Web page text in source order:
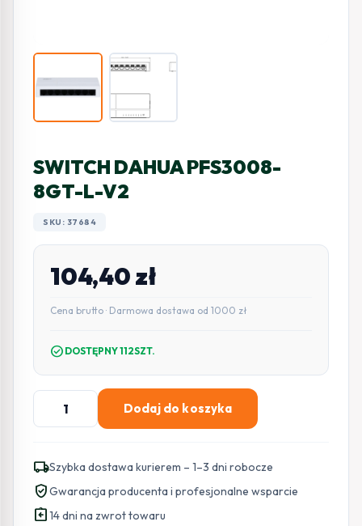
SWITCH DAHUA PFS3008-
8GT-L-V2
SKU: 37684
104,40zł
Cena brutto · Darmowa dostawa od 1000 zł
check_circle DOSTĘPNY 112SZT.
ilość
SWITCH
8GT-
L-
V2
Dodaj do koszyka
local_shippingSzybka dostawa kurierem – 1–3 dni robocze
verified_userGwarancja producenta i profesjonalne wsparcie
assignment_return14 dni na zwrot towaru